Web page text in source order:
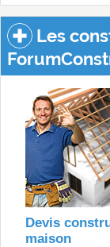
Les
Devis
maison